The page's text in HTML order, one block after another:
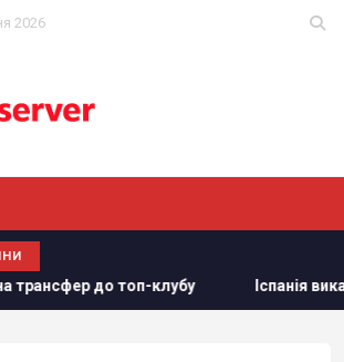
2026
Іспанія викарбувала пам'ятну срібну